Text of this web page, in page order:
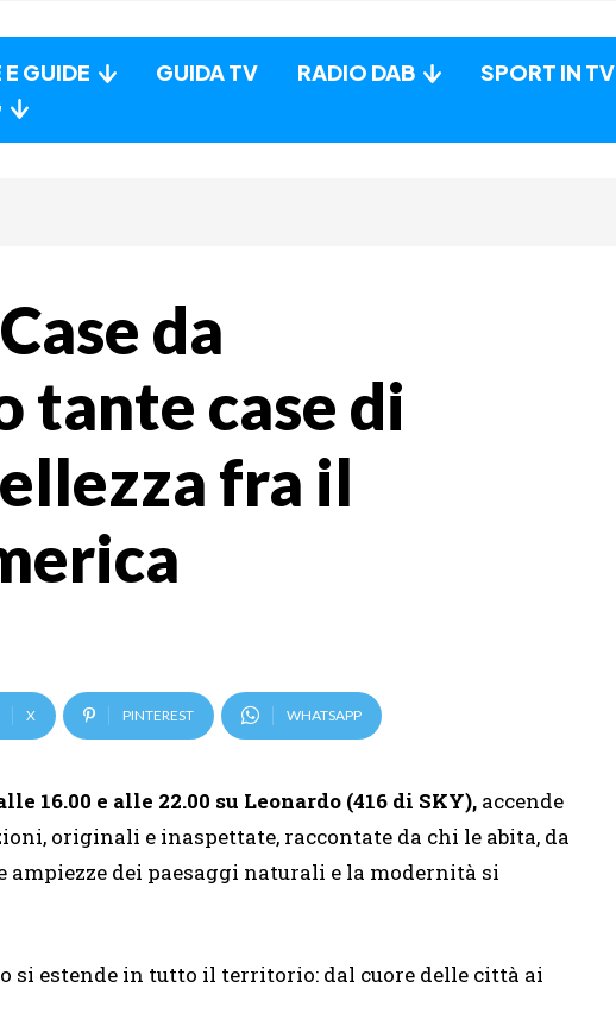
GUIDE GUIDA TV RADIO DAB SPORT IN TV
da
tante case di
fra il
X PINTEREST WHATSAPP
16.00 e alle 22.00 su Leonardo (416 di SKY), accende
originali e inaspettate, raccontate da chi le abita, da
dei paesaggi naturali e la modernità si
si estende in tutto il territorio: dal cuore delle città ai